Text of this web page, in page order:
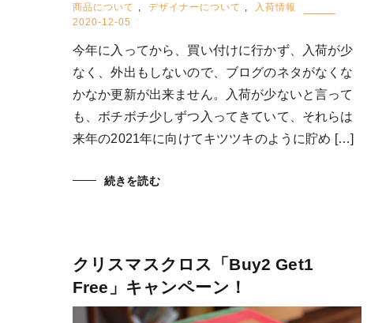
商品について デザイナーについて
入荷情報
2020-12-05
今年に入ってから、買い付けに行かず、入荷が少
なく、外出もしないので、ブログのネタがなくな
かなか更新が出来ません。入荷が少ないと言って
も、ボチボチ少しずつ入ってきていて、それらは
来年の2021年に向けてキツツキのように貯め […]
続きを読む
クリスマスクロス「Buy2 Get1
Free」キャンペーン！